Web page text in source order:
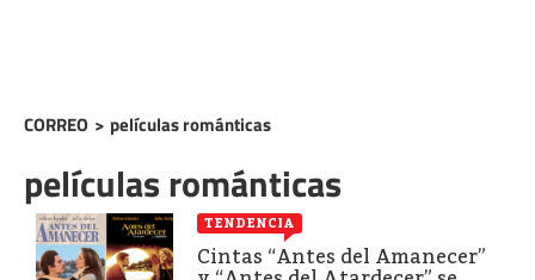
CORREO > películas románticas
películas románticas
TENDENCIA
Cintas “Antes del Amanecer”